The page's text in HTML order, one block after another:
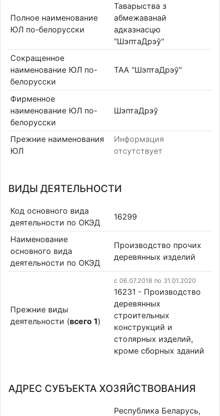
Полное наименование
ЮЛ по-белорусски
Таварыства з
абмежаванай
адказнасцю
"ШэптаДрэў"
Сокращенное
наименование ЮЛ по-
белорусски
ТАА "ШэптаДрэў"
Фирменное
наименование ЮЛ по-
белорусски
ШэптаДрэў
Прежние наименования
ЮЛ
Информация
отсутствует
ВИДЫ ДЕЯТЕЛЬНОСТИ
Код основного вида
деятельности по ОКЭД
16299
Наименование
основного вида
деятельности по ОКЭД
Производство прочих
деревянных изделий
Прежние виды
деятельности (всего 1)
c 06.07.2018 по 31.01.2020
16231 - Производство
деревянных
строительных
конструкций и
столярных изделий,
кроме сборных зданий
АДРЕС СУБЪЕКТА ХОЗЯЙСТВОВАНИЯ
Республика Беларусь,